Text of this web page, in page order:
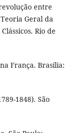
entre
Geral da
Rio de
França. Brasília:
1848). São